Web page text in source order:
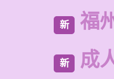
新 福
新 成